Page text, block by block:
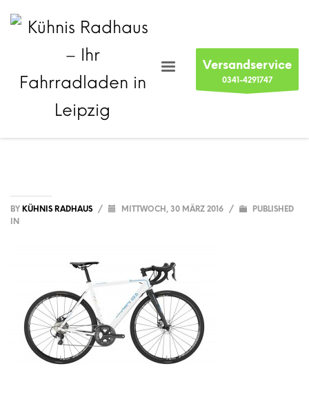
Versandservice
0341-4291747
BY KÜHNIS RADHAUS / MITTWOCH, 30 MÄRZ 2016 /
PUBLISHED
IN